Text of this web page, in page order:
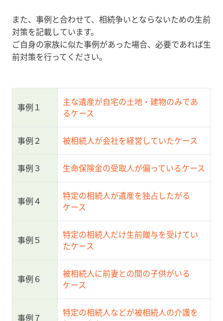
また、事例と合わせて、相続争いとならないための生前
対策を記載しています。
ご自身の家族に似た事例があった場合、必要であれば生
前対策を行ってください。
事例１
主な遺産が自宅の土地・建物のみであ
るケース
事例２ 被相続人が会社を経営していたケース
事例３ 生命保険金の受取人が偏っているケース
事例４
特定の相続人が遺産を独占したがる
ケース
事例５
特定の相続人だけ生前贈与を受けてい
たケース
事例６
被相続人に前妻との間の子供がいる
ケース
事例７
特定の相続人などが被相続人の介護を